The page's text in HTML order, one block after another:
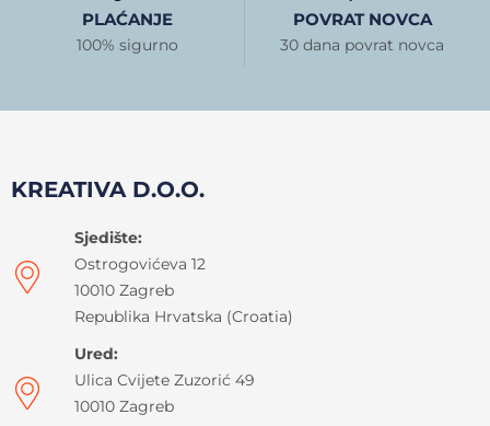
PLAĆANJE
100% sigurno
POVRAT NOVCA
30 dana povrat novca
KREATIVA D.O.O.
Sjedište:
Ostrogovićeva 12
10010 Zagreb
Republika Hrvatska (Croatia)
Ured:
Ulica Cvijete Zuzorić 49
10010 Zagreb